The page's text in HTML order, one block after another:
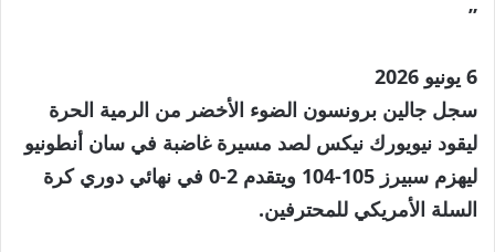
”
تم
النشر
بتاريخ
6
يونيو
6 يونيو 2026
سجل جالين برونسون الضوء الأخضر من الرمية الحرة
ليقود نيويورك نيكس لصد مسيرة غاضبة في سان أنطونيو
ليهزم سبيرز 105-104 ويتقدم 2-0 في نهائي دوري كرة
السلة الأمريكي للمحترفين.